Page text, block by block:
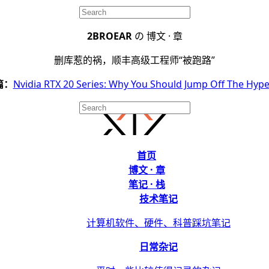
2BROEARの 博文 · 章
删库惹的祸，顺丰高级工程师“被跑路”
Nvidia RTX 20 Series: Why You Should Jump Off The
首页
博文 · 章
笔记 · 栈
技术笔记
计算机软件、硬件、科普踩坑笔记
日常杂记